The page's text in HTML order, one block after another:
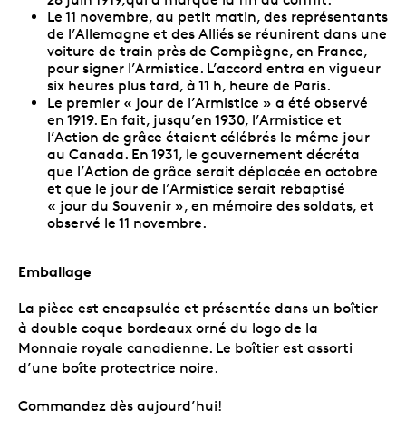
Le 11 novembre, au petit matin, des représentants
de l’Allemagne et des Alliés se réunirent dans une
voiture de train près de Compiègne, en France,
pour signer l’Armistice. L’accord entra en vigueur
six heures plus tard, à 11 h, heure de Paris.
Le premier « jour de l’Armistice » a été observé
en 1919. En fait, jusqu’en 1930, l’Armistice et
l’Action de grâce étaient célébrés le même jour
au Canada. En 1931, le gouvernement décréta
que l’Action de grâce serait déplacée en octobre
et que le jour de l’Armistice serait rebaptisé
« jour du Souvenir », en mémoire des soldats, et
observé le 11 novembre.
Emballage
La pièce est encapsulée et présentée dans un boîtier
à double coque bordeaux orné du logo de la
Monnaie royale canadienne. Le boîtier est assorti
d’une boîte protectrice noire.
Commandez dès aujourd’hui!